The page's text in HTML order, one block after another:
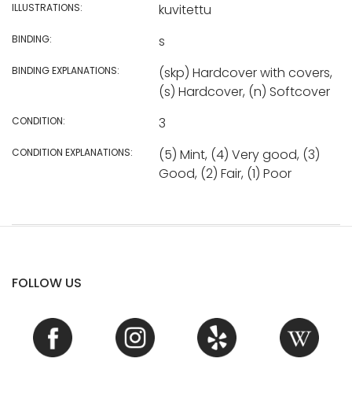
ILLUSTRATIONS: kuvitettu
BINDING: s
BINDING EXPLANATIONS:
(skp) Hardcover with covers,
(s) Hardcover, (n) Softcover
CONDITION: 3
CONDITION EXPLANATIONS:
(5) Mint, (4) Very good, (3)
Good, (2) Fair, (1) Poor
FOLLOW US